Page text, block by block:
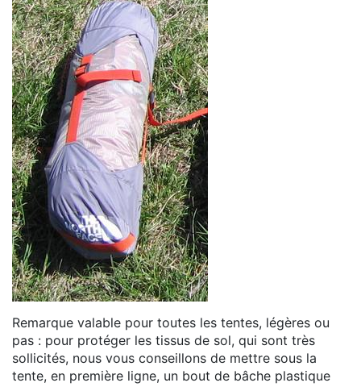
Remarque valable pour toutes les tentes, légères ou
pas : pour protéger les tissus de sol, qui sont très
sollicités, nous vous conseillons de mettre sous la
tente, en première ligne, un bout de bâche plastique